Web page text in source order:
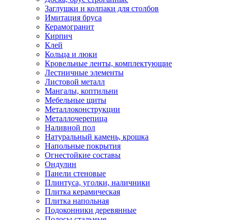
Заглушки и колпаки для столбов
Имитация бруса
Керамогранит
Кирпич
Клей
Кольца и люки
Кровельные ленты, комплектующие
Лестничные элементы
Листовой металл
Мангалы, коптильни
Мебельные щиты
Металлоконструкции
Металлочерепица
Наливной пол
Натуральный камень, крошка
Напольные покрытия
Огнестойкие составы
Ондулин
Панели стеновые
Плинтуса, уголки, наличники
Плитка керамическая
Плитка напольная
Подоконники деревянные